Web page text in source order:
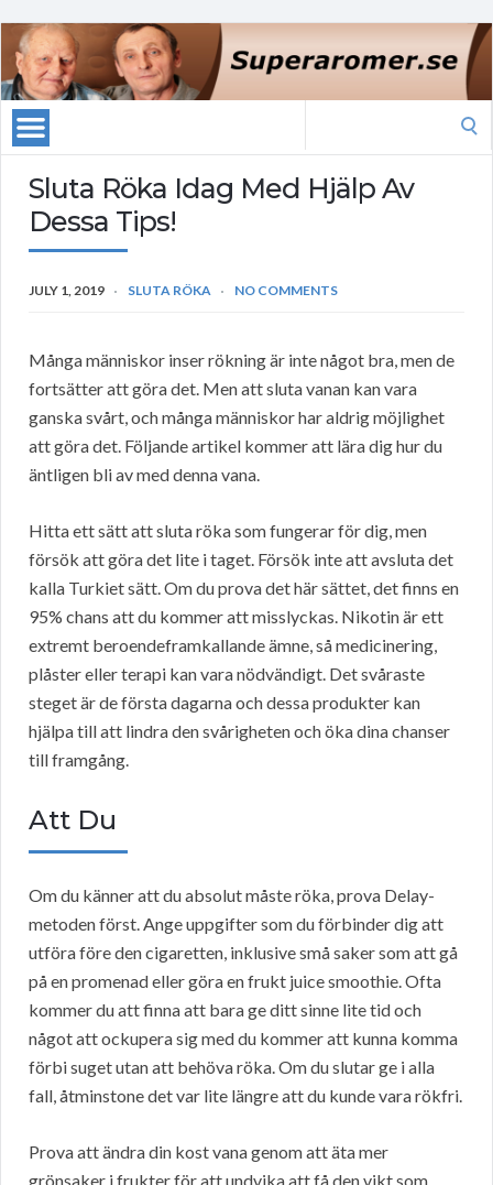
Sluta Röka Idag Med Hjälp Av
Dessa Tips!
JULY 1, 2019 SLUTA RÖKA NO COMMENTS
Många människor inser rökning är inte något bra, men de
fortsätter att göra det. Men att sluta vanan kan vara
ganska svårt, och många människor har aldrig möjlighet
att göra det. Följande artikel kommer att lära dig hur du
äntligen bli av med denna vana.
Hitta ett sätt att sluta röka som fungerar för dig, men
försök att göra det lite i taget. Försök inte att avsluta det
kalla Turkiet sätt. Om du prova det här sättet, det finns en
95% chans att du kommer att misslyckas. Nikotin är ett
extremt beroendeframkallande ämne, så medicinering,
plåster eller terapi kan vara nödvändigt. Det svåraste
steget är de första dagarna och dessa produkter kan
hjälpa till att lindra den svårigheten och öka dina chanser
till framgång.
Att Du
Om du känner att du absolut måste röka, prova Delay-
metoden först. Ange uppgifter som du förbinder dig att
utföra före den cigaretten, inklusive små saker som att gå
på en promenad eller göra en frukt juice smoothie. Ofta
kommer du att finna att bara ge ditt sinne lite tid och
något att ockupera sig med du kommer att kunna komma
förbi suget utan att behöva röka. Om du slutar ge i alla
fall, åtminstone det var lite längre att du kunde vara rökfri.
Prova att ändra din kost vana genom att äta mer
grönsaker i frukter för att undvika att få den vikt som